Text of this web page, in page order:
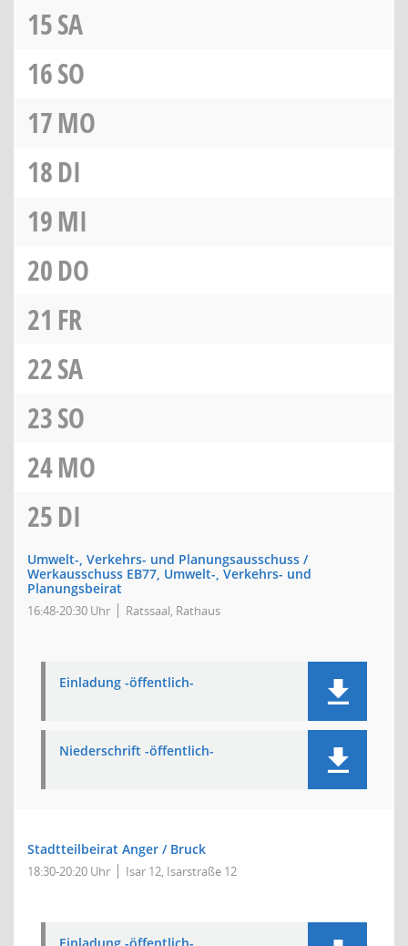
15SA
16SO
17MO
18DI
19MI
20DO
21 FR
22SA
23SO
24MO
25DI
Umwelt-, Verkehrs- und Planungsausschuss /
Werkausschuss EB77, Umwelt-, Verkehrs- und
Planungsbeirat
16:48-20:30 Uhr Ratssaal, Rathaus
Einladung -öffentlich-
Niederschrift -öffentlich-
Stadtteilbeirat Anger / Bruck
18:30-20:20 Uhr Isar 12, Isarstraße 12